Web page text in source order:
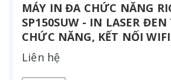
MÁY IN ĐA CHỨC NĂNG
SP150SUW - IN LASER
CHỨC NĂNG, KẾT NỐI WIFI
Liên hệ